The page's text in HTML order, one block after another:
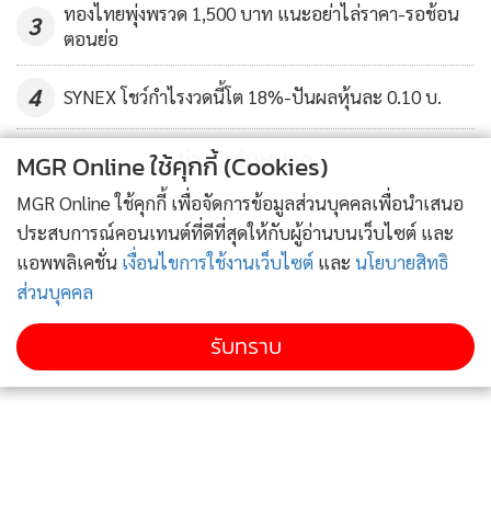
สัญญาพลาตินัมส่งมอบเดือน ก.ค. เพิ่มขึ้น 2.6 ดอลลาร์สหรัฐฯ
หรือ 0.29% ปิดที่ 908.5 ดอลลาร์สหรัฐฯ ต่อออนซ์
สัญญาพัลลาเดียมส่งมอบเดือน มิ.ย. เพิ่มขึ้น 4 ดอลลาร์สหรัฐฯ
หรือ 0.4% ปิดที่ 975.00 ดอลลาร์สหรัฐฯ ต่อออนซ์
3
ทองไทยพุ่งพรวด 1,500 บาท แนะอย่าไล่ราคา-รอช้อน
ตอนย่อ
4 SYNEX โชว์กำไรงวดนี้โต 18%-ปันผลหุ้นละ 0.10 บ.
ข่าวอื่นในหมวด
MGR Online ใช้คุกกี้ (Cookies)
MGR Online ใช้คุกกี้ เพื่อจัดการข้อมูลส่วนบุคคลเพื่อนำเสนอ
ประสบการณ์คอนเทนต์ที่ดีที่สุดให้กับผู้อ่านบนเว็บไซต์ และ
แอพพลิเคชั่น เงื่อนไขการใช้งานเว็บไซต์ และ นโยบายสิทธิ
ส่วนบุคคล
รับทราบ